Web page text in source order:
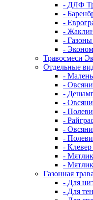
- ДЛФ
-
-
-
-
-
Травосмеси
Отдельные
-
-
-
-
-
-
-
-
-
-
-
Газонная
- Для
- Для